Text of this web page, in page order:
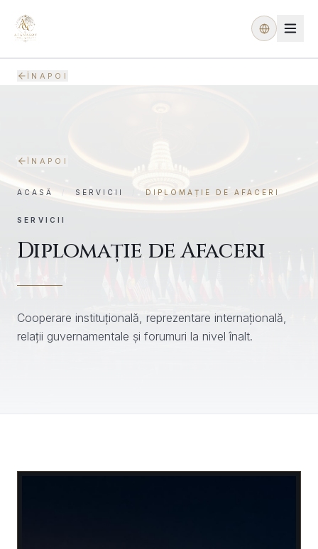
ÎNAPOI
ÎNAPOI
ACASĂ / SERVICII DIPLOMAȚIE DE AFACERI
SERVICII
Diplomație de Afaceri
Cooperare instituțională, reprezentare internațională,
relații guvernamentale și forumuri la nivel înalt.